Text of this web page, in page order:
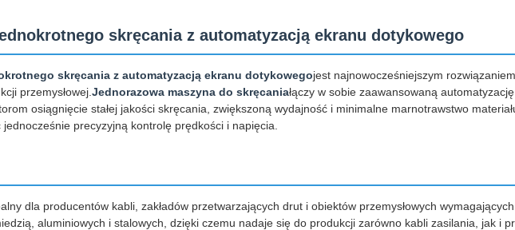
skręcania z automatyzacją ekranu dotykowego
skręcania z automatyzacją ekranu dotykowegojest najnowocześniejszym
przemysłowej. Jednorazowa maszyna do skręcaniałączy w sobie zaawansowaną
osiągnięcie stałej jakości skręcania, zwiększoną wydajność i minimalne marnotrawstwo
precyzyjną kontrolę prędkości i napięcia.
dla producentów kabli, zakładów przetwarzających drut i obiektów przemysłowych
aluminiowych i stalowych, dzięki czemu nadaje się do produkcji zarówno kabli zasilania, jak i